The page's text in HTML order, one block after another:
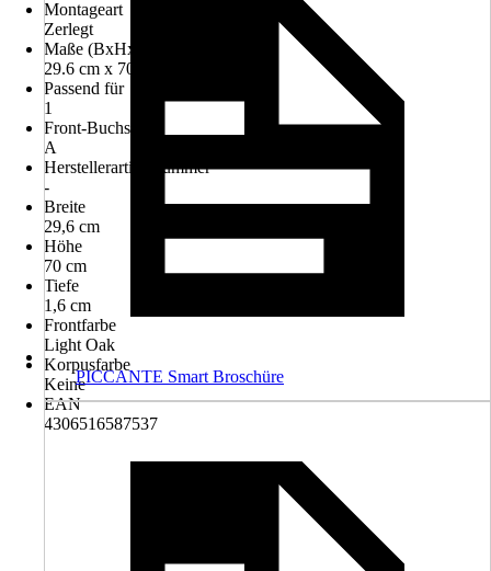
Montageart
Zerlegt
Maße (BxHxT)
29.6 cm x 70.0 cm x 1.6 cm
Passend für
1
Front-Buchstabe
A
Herstellerartikelnummer
-
Breite
29,6 cm
Höhe
70 cm
Tiefe
1,6 cm
Frontfarbe
Light Oak
Korpusfarbe
Keine
EAN
4306516587537
PICCANTE Smart Broschüre